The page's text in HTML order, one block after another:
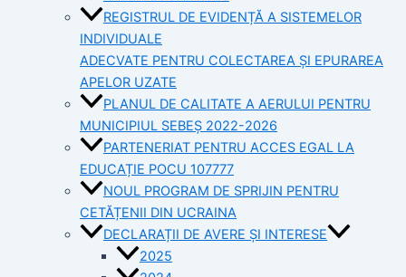
REGISTRUL DE EVIDENȚĂ A SISTEMELOR
INDIVIDUALE
ADECVATE PENTRU COLECTAREA ȘI EPURAREA
APELOR UZATE
PLANUL DE CALITATE A AERULUI PENTRU
MUNICIPIUL SEBEȘ 2022-2026
PARTENERIAT PENTRU ACCES EGAL LA
EDUCAȚIE POCU 107777
NOUL PROGRAM DE SPRIJIN PENTRU
CETĂȚENII DIN UCRAINA
DECLARAȚII DE AVERE ȘI INTERESE
2025